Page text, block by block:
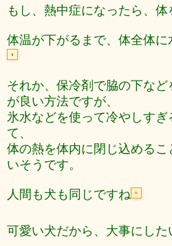
もし、熱中症になったら、体
体温が下がるまで、体全体に
それか、保冷剤で脇の下な
が良い方法ですが、
氷水などを使って冷やしす
て、
体の熱を体内に閉じ込める
いそうです。
人間も犬も同じですね
可愛い犬だから、大事にした